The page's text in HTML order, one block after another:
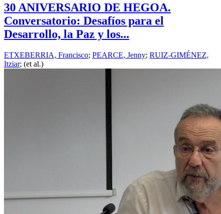
30 ANIVERSARIO DE HEGOA.
Conversatorio: Desafíos para el
Desarrollo, la Paz y los...
ETXEBERRIA, Francisco; PEARCE, Jenny; RUIZ-GIMÉNEZ,
Itziar; (et al.)